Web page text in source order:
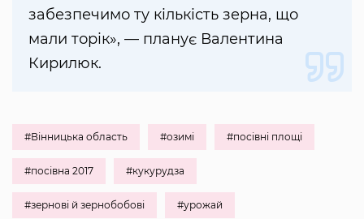
забезпечимо ту кількість зерна, що
мали торік», — планує Валентина
Кирилюк.
#Вінницька область #озимі #посівні площі
#посівна 2017 #кукурудза
#зернові й зернобобові #урожай